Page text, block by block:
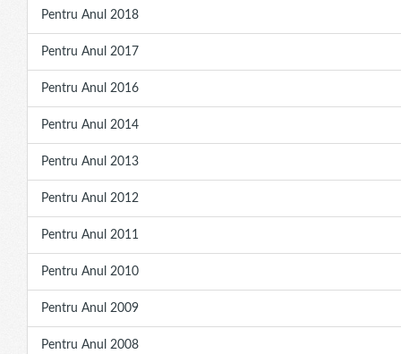
Pentru Anul 2018
Pentru Anul 2017
Pentru Anul 2016
Pentru Anul 2014
Pentru Anul 2013
Pentru Anul 2012
Pentru Anul 2011
Pentru Anul 2010
Pentru Anul 2009
Pentru Anul 2008